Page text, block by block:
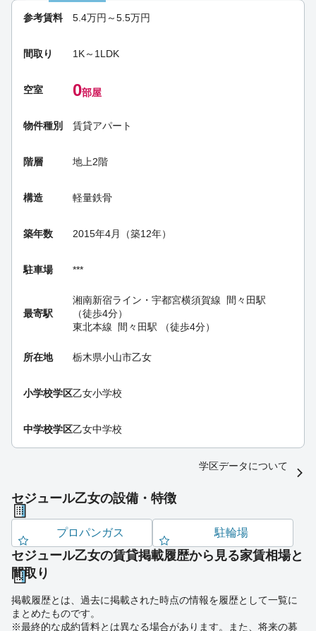
参考賃料 5.4万円～5.5万円
間取り 1K～1LDK
空室 0部屋
物件種別 賃貸アパート
階層 地上2階
構造 軽量鉄骨
築年数 2015年4月（築12年）
駐車場 ***
最寄駅
湘南新宿ライン・宇都宮横須賀線
間々田駅
（徒歩4分）
東北本線
間々田駅 （徒歩4分）
所在地 栃木県小山市乙女
小学校学区乙女小学校
中学校学区乙女中学校
学区データについて
セジュール乙女の設備・特徴
プロパンガス 駐輪場
セジュール乙女の賃貸掲載履歴から見る家賃相場と
間取り
掲載履歴とは、過去に掲載された時点の情報を履歴として一覧に
まとめたものです。
※最終的な成約賃料とは異なる場合があります。また、将来の募